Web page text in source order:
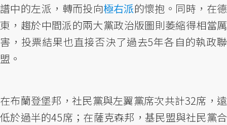
譜中的左派，轉而投向極右派的懷抱。同時，在德
東，趨於中間派的兩大黨政治版圖則萎縮得相當厲
害，投票結果也直接否決了過去5年各自的執政聯
盟。
在布蘭登堡邦，社民黨與左翼黨席次共計32席，遠
低於過半的45席；在薩克森邦，基民盟與社民黨合